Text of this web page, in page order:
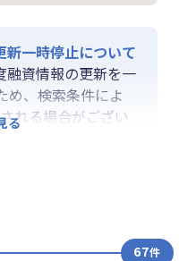
新一時停止について
融資情報の更新を一
め、検索条件によ
れる場合がござい
が、更新再開まで
ぶ」「作る」「相
利用いただけま
67件